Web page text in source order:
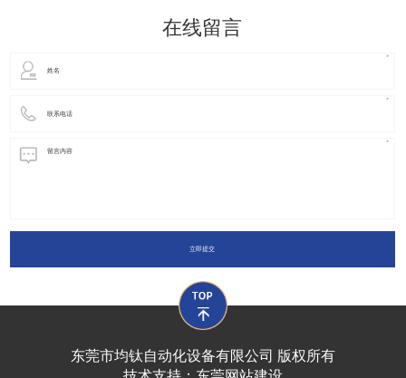
在线留言
立即提交
东莞市均钛自动化设备有限公司 版权所有